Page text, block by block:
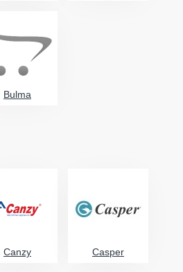
Bulma
Canzy Casper